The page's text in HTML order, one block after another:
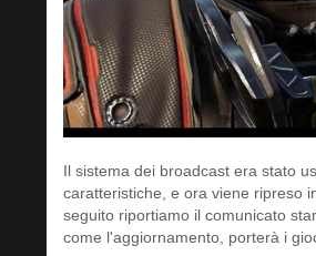
Il sistema dei broadcast era stato
caratteristiche, e ora viene ripreso
seguito riportiamo il comunicato
come l'aggiornamento, porterà i